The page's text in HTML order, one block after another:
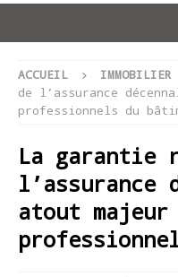
ACCUEIL IMMOBILIER
de l’assurance
professionnels du
La garantie
l’assurance
atout